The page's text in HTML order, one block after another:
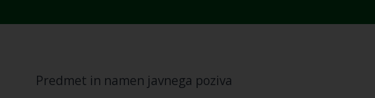
Predmet in namen javnega poziva